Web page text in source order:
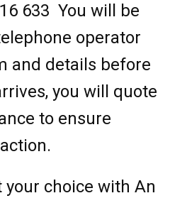
633 You will be
operator
and details before
you will quote
to ensure
choice with An